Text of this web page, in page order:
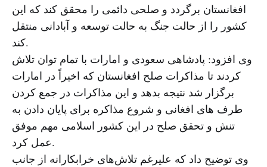
افغانستان برگردد و صلحی دائمی را محقق کند که این
کشور را از حالت جنگ به حالت توسعه و آبادانی منتقل
کند.
وی افزود: پادشاهی سعودی و امارات با تمام توان تلاش
کردند تا مذاکرات صلح افغانستان که اخیراً در امارات
برگزار شد نتیجه بدهد و این مذاکرات در جمع کردن
طرف های افغانی و شروع مذاکره برای پایان دادن به
تنش و تحقق صلح در این کشور اسلامی مهم موفق
عمل کرد.
وی توضیح داد که علیرغم تلاش‌های خرابکارانه از جانب